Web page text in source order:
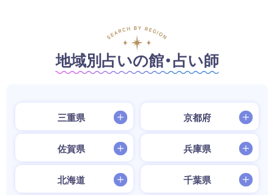
地域別占いの館・占い師
三重県 京都府
佐賀県 兵庫県
北海道 千葉県